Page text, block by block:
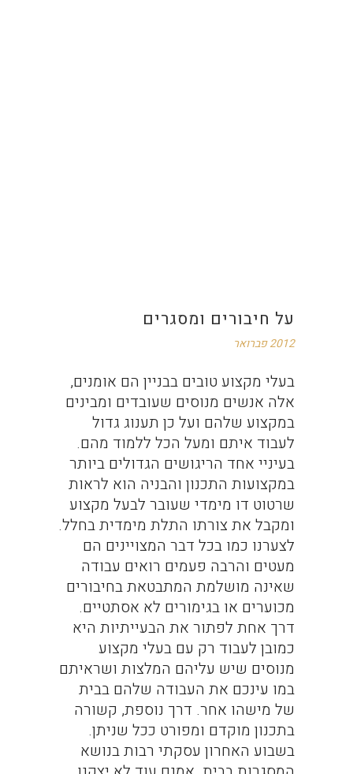
על חיבורים ומסגרים
2012 פברואר
בעלי מקצוע טובים בבניין הם אומנים,
אלה אנשים מנוסים שעובדים ומבינים
במקצוע שלהם ועל כן תענוג גדול
לעבוד איתם ומעל הכל ללמוד מהם.
בעיניי אחד הריגושים הגדולים ביותר
במקצועות התכנון והבניה הוא לראות
שרטוט דו מימדי שעובר לבעל מקצוע
ומקבל את צורתו התלת מימדית בחלל.
לצערנו כמו בכל דבר המצויינים הם
מעטים והרבה פעמים רואים עבודה
שאינה מושלמת המתבטאת בחיבורים
מכוערים או בגימורים לא אסתטיים.
דרך אחת לפתור את הבעייתיות היא
כמובן לעבוד רק עם בעלי מקצוע
מנוסים שיש עליהם המלצות ושראיתם
במו עינכם את העבודה שלהם בבית
של מישהו אחר. דרך נוספת, קשורה
בתכנון מוקדם ומפורט ככל שניתן.
בשבוע האחרון עסקתי רבות בנושא